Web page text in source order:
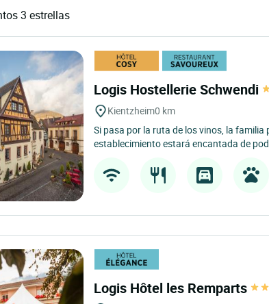
3 estrellas
Logis Hostellerie Schwendi
Kientzheim0 km
Si pasa por la ruta de los vinos, la familia
establecimiento estará encantada de
Logis Hôtel les Remparts